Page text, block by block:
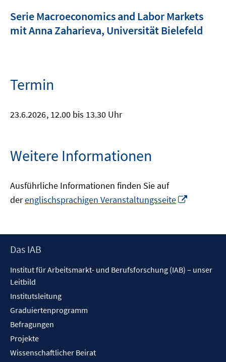
Serie Macroeconomics and Labor Markets
mit Anna Zaharieva, Universität Bielefeld
Termin
23.6.2026, 12.00 bis 13.30 Uhr
Weitere Informationen
Ausführliche Informationen finden Sie auf
derenglischsprachigen Veranstaltungsseite
öffnen
Footer
Das IAB
Institut für Arbeitsmarkt- und Berufsforschung (IAB) – unser
Leitbild
Institutsleitung
Graduiertenprogramm
Befragungen
Projekte
Wissenschaftlicher Beirat